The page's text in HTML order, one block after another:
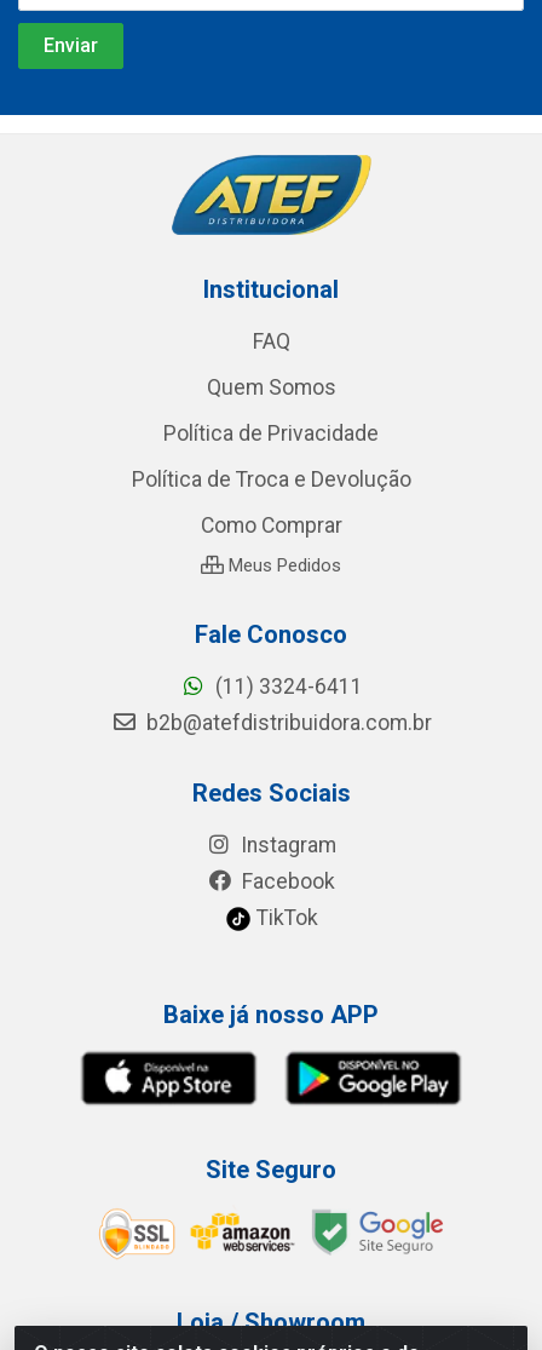
Institucional
FAQ
Quem Somos
Política de Privacidade
Política de Troca e Devolução
Como Comprar
Meus Pedidos
Fale Conosco
(11) 3324-6411
b2b@atefdistribuidora.com.br
Redes Sociais
Instagram
Facebook
TikTok
Baixe já nosso APP
Site Seguro
Loja / Showroom